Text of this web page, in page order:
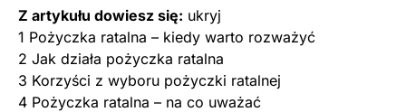
Z artykułu dowiesz się: ukryj
1 Pożyczka ratalna – kiedy warto rozważyć
2 Jak działa pożyczka ratalna
3 Korzyści z wyboru pożyczki ratalnej
4 Pożyczka ratalna – na co uważać